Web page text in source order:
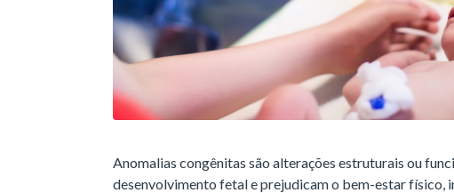
Anomalias congênitas são alterações estruturais ou
desenvolvimento fetal e prejudicam o bem-estar físico,